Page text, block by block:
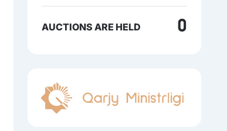
AUCTIONS ARE HELD 0